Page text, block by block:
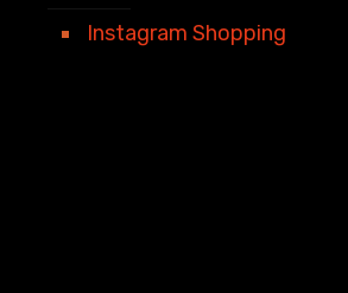
Instagram Shopping